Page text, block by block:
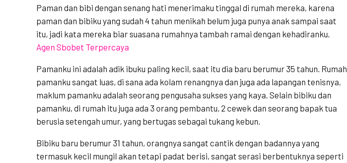
Paman dan bibi dengan senang hati menerimaku tinggal di rumah mereka, karena
paman dan bibiku yang sudah 4 tahun menikah belum juga punya anak sampai saat
itu, jadi kata mereka biar suasana rumahnya tambah ramai dengan kehadiranku.
Agen Sbobet Terpercaya
Pamanku ini adalah adik ibuku paling kecil, saat itu dia baru berumur 35 tahun. Rumah
pamanku sangat luas, di sana ada kolam renangnya dan juga ada lapangan tenisnya,
maklum pamanku adalah seorang pengusaha sukses yang kaya. Selain bibiku dan
pamanku, di rumah itu juga ada 3 orang pembantu, 2 cewek dan seorang bapak tua
berusia setengah umur, yang bertugas sebagai tukang kebun.
Bibiku baru berumur 31 tahun, orangnya sangat cantik dengan badannya yang
termasuk kecil mungil akan tetapi padat berisi, sangat serasi berbentuknya seperti